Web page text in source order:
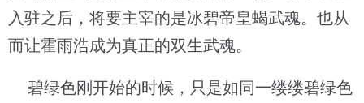
入驻之后，将要主宰的是冰碧帝皇蝎武魂。也从
而让霍雨浩成为真正的双生武魂。
碧绿色刚开始的时候，只是如同一缕缕碧绿色